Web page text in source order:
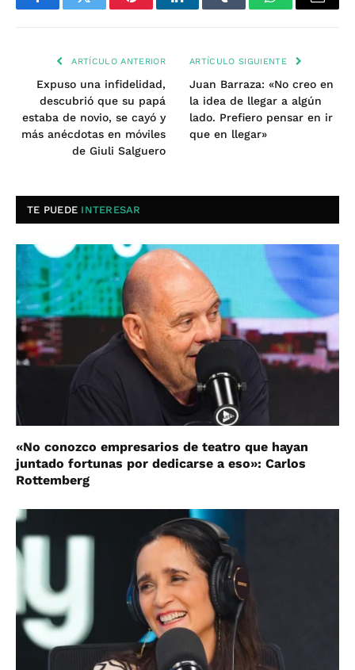
FacebookTwitter PinterestLinkedInTumblr WhatsAppEmail
ARTÍCULO ANTERIOR
Expuso una infidelidad,
descubrió que su papá
estaba de novio, se cayó y
más anécdotas en móviles
de Giuli Salguero
ARTÍCULO SIGUIENTE
Juan Barraza: «No creo en
la idea de llegar a algún
lado. Prefiero pensar en ir
que en llegar»
TE PUEDE INTERESAR
«No conozco empresarios de teatro que hayan
juntado fortunas por dedicarse a eso»: Carlos
Rottemberg